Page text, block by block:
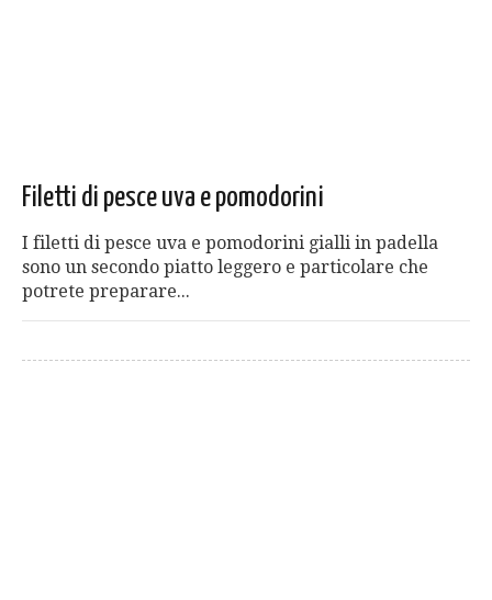
Filetti di pesce uva e pomodorini
I filetti di pesce uva e pomodorini gialli in padella
sono un secondo piatto leggero e particolare che
potrete preparare...